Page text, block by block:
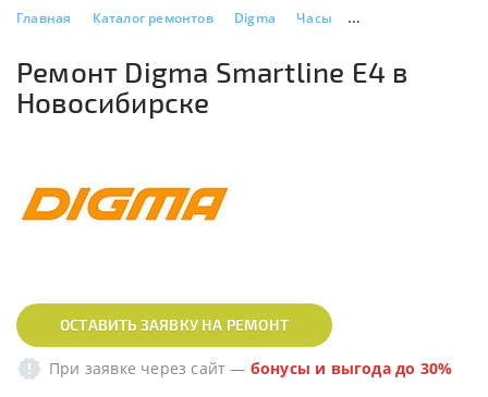
Главная Каталог ремонтов Digma Часы Ремонт Digma
Ремонт Digma Smartline E4 в
Новосибирске
ОСТАВИТЬ ЗАЯВКУ НА РЕМОНТ
При заявке через сайт — бонусы и выгода до 30%